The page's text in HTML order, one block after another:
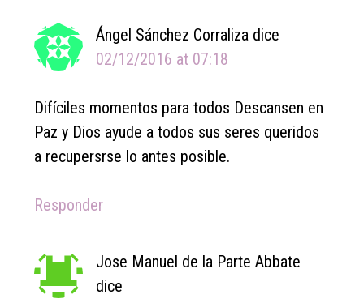
Ángel Sánchez Corraliza dice
02/12/2016 at 07:18
Difíciles momentos para todos Descansen en
Paz y Dios ayude a todos sus seres queridos
a recupersrse lo antes posible.
Responder
Jose Manuel de la Parte Abbate
dice